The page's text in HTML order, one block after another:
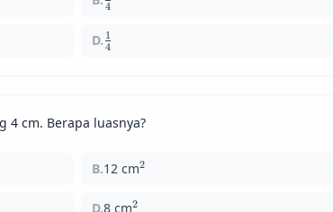
4
D.\frac{1}
4
1
4 cm. Berapa luasnya?
B.12 cm^{2}
2
D.8 cm^{2}
2